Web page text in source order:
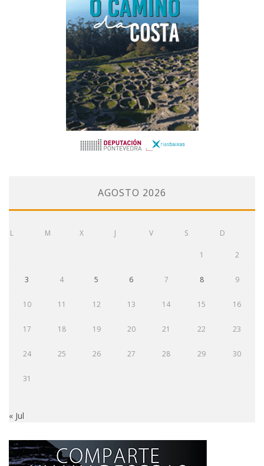
AGOSTO 2026
L M X J V S D
1 2
3 4 5 6 7 8 9
10 11 12 13 14 15 16
17 18 19 20 21 22 23
24 25 26 27 28 29 30
31
« Jul